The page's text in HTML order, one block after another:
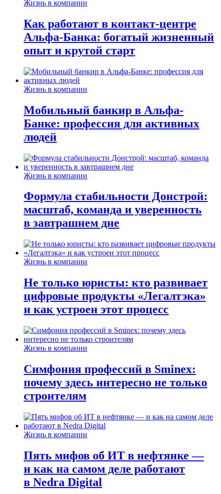
Жизнь в компании
Как работают в контакт-центре
Альфа-Банка: богатый жизненный
опыт и крутой старт
Жизнь в компании
Мобильный банкир в Альфа-
Банке: профессия для активных
людей
Жизнь в компании
Формула стабильности Донстрой:
масштаб, команда и уверенность
в завтрашнем дне
Жизнь в компании
Не только юристы: кто развивает
цифровые продукты «Легалтэка»
и как устроен этот процесс
Жизнь в компании
Симфония профессий в Sminex:
почему здесь интересно не только
строителям
Жизнь в компании
Пять мифов об ИТ в нефтянке —
и как на самом деле работают
в Nedra Digital